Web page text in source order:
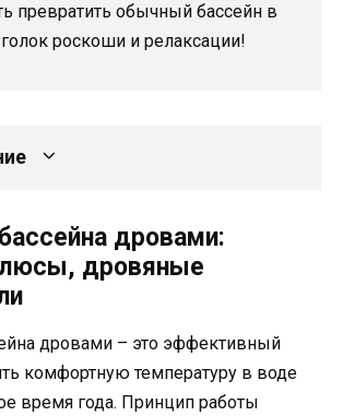
превратить обычный бассейн в
роскоши и релаксации!
дровами:
дровяные
дровами – это эффективный
комфортную температуру в воде
время года. Принцип работы